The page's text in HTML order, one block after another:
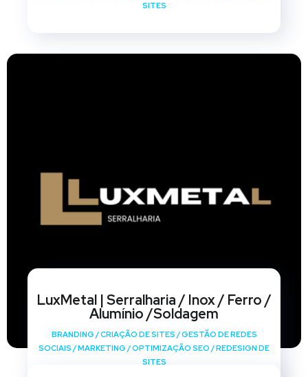
SITES
LuxMetal | Serralharia / Inox / Ferro /
Alumínio /Soldagem
BRANDING /CRIAÇÃO DE SITES /GESTÃO DE REDES
SOCIAIS /MARKETING /OPTIMIZAÇÃO SEO /REDESIGN DE
SITES